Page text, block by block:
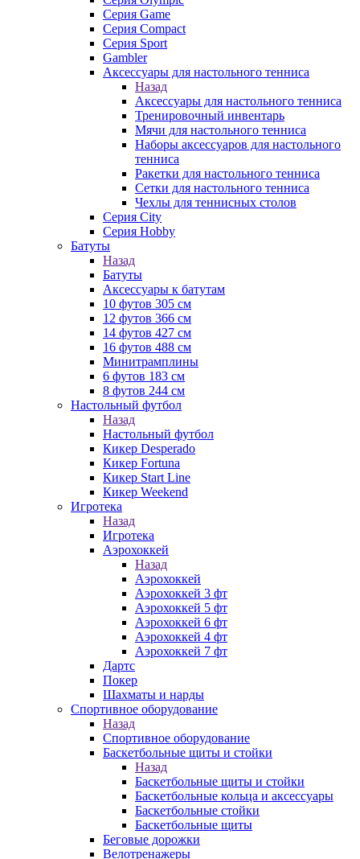
Серия Game
Серия Compact
Серия Sport
Gambler
Аксессуары для настольного тенниса
Назад
Аксессуары для настольного тенниса
Тренировочный инвентарь
Мячи для настольного тенниса
Наборы аксессуаров для настольного
тенниса
Ракетки для настольного тенниса
Сетки для настольного тенниса
Чехлы для теннисных столов
Серия City
Серия Hobby
Батуты
Назад
Батуты
Аксессуары к батутам
10 футов 305 см
12 футов 366 см
14 футов 427 см
16 футов 488 см
Минитрамплины
6 футов 183 см
8 футов 244 см
Настольный футбол
Назад
Настольный футбол
Кикер Desperado
Кикер Fortuna
Кикер Start Line
Кикер Weekend
Игротека
Назад
Игротека
Аэрохоккей
Назад
Аэрохоккей
Аэрохоккей 3 фт
Аэрохоккей 5 фт
Аэрохоккей 6 фт
Аэрохоккей 4 фт
Аэрохоккей 7 фт
Дартс
Покер
Шахматы и нарды
Спортивное оборудование
Назад
Спортивное оборудование
Баскетбольные щиты и стойки
Назад
Баскетбольные щиты и стойки
Баскетбольные кольца и аксессуары
Баскетбольные стойки
Баскетбольные щиты
Беговые дорожки
Велотренажеры